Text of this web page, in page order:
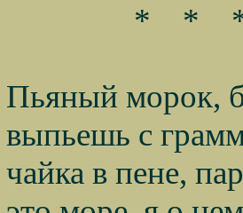
* *
Пьяный морок,
выпьешь с
чайка в пене,